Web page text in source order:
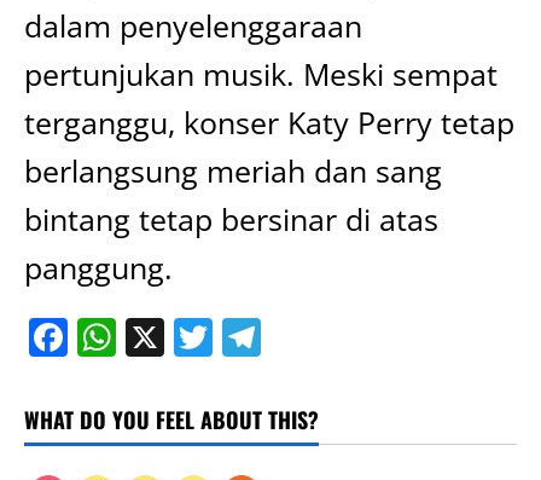
dalam penyelenggaraan
pertunjukan musik. Meski sempat
terganggu, konser Katy Perry tetap
berlangsung meriah dan sang
bintang tetap bersinar di atas
panggung.
Facebook
WhatsApp
X Twitter
WHAT DO YOU FEEL ABOUT THIS?